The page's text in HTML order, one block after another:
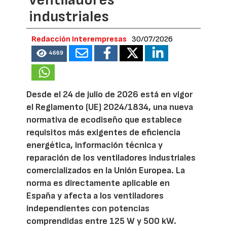
industriales
Redacción Interempresas 30/07/2026
4669
Desde el 24 de julio de 2026 está en vigor
el Reglamento (UE) 2024/1834, una nueva
normativa de ecodiseño que establece
requisitos más exigentes de eficiencia
energética, información técnica y
reparación de los ventiladores industriales
comercializados en la Unión Europea. La
norma es directamente aplicable en
España y afecta a los ventiladores
independientes con potencias
comprendidas entre 125 W y 500 kW.